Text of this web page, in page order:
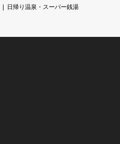
日帰り温泉・スーパー銭湯